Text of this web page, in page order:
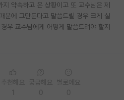
약속하고 온 상황이고 또 교수님은 제
문에 그만둔다고 말씀드릴 경우 크게 실
우 교수님에게 어떻게 말씀드려야 할지